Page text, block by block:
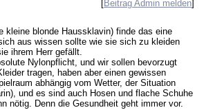
[Beitrag Admin melden]
kleine blonde Haussklavin) finde das eine
aus wissen sollte wie sie sich zu kleiden
ihrem Herr gefällt.
Nylonpflicht, und wir sollen bevorzugt
tragen, haben aber einen gewissen
abhängig vom Wetter, der Situation
und es sind auch Hosen und flache Schuhe
nötig. Denn die Gesundheit geht immer vor.